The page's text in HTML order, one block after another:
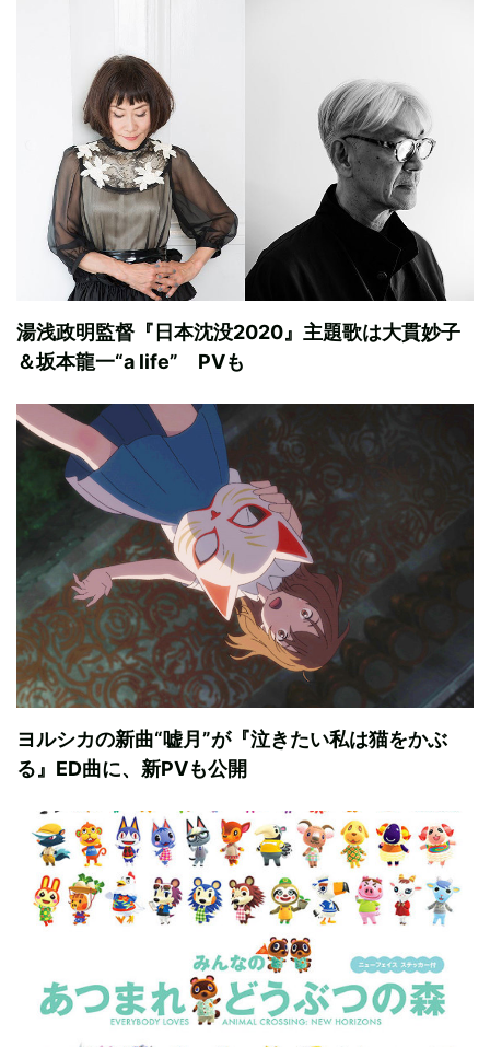
湯浅政明監督『日本沈没2020』主題歌は大貫妙子
＆坂本龍一“a life” PVも
ヨルシカの新曲“嘘月”が『泣きたい私は猫をかぶ
る』ED曲に、新PVも公開